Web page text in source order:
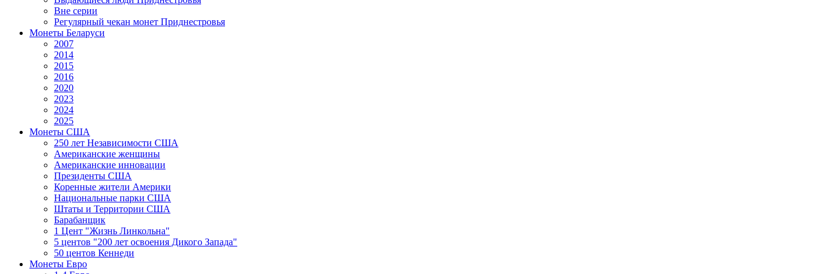
Вне серии
Регулярный чекан монет Приднестровья
Монеты Беларуси
2007
2014
2015
2016
2020
2023
2024
2025
Монеты США
250 лет Независимости США
Американские женщины
Американские инновации
Президенты США
Коренные жители Америки
Национальные парки США
Штаты и Территории США
Барабанщик
1 Цент "Жизнь Линкольна"
5 центов "200 лет освоения Дикого Запада"
50 центов Кеннеди
Монеты Евро